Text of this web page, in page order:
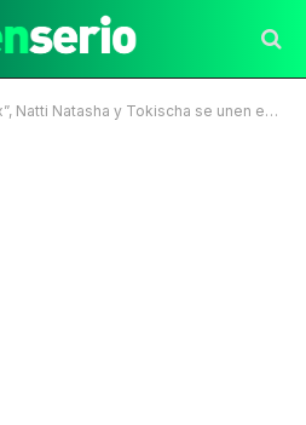
y Tokischa se unen en un poderoso remix y desafían las críticas